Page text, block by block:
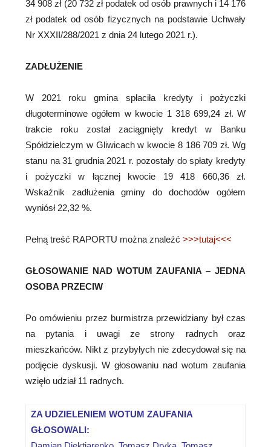
34 908 zł (20 732 zł podatek od osób prawnych i 14 176
zł podatek od osób fizycznych na podstawie Uchwały
Nr XXXII/288/2021 z dnia 24 lutego 2021 r.).
ZADŁUŻENIE
W 2021 roku gmina spłaciła kredyty i pożyczki
długoterminowe ogółem w kwocie 1 318 699,24 zł. W
trakcie roku został zaciągnięty kredyt w Banku
Spółdzielczym w Gliwicach w kwocie 8 186 709 zł. Wg
stanu na 31 grudnia 2021 r. pozostały do spłaty kredyty
i pożyczki w łącznej kwocie 19 418 660,36 zł.
Wskaźnik zadłużenia gminy do dochodów ogółem
wyniósł 22,32 %.
Pełną treść RAPORTU można znaleźć >>>tutaj<<<
GŁOSOWANIE NAD WOTUM ZAUFANIA – JEDNA
OSOBA PRZECIW
Po omówieniu przez burmistrza przewidziany był czas
na pytania i uwagi ze strony radnych oraz
mieszkańców. Nikt z przybyłych nie zdecydował się na
podjęcie dyskusji. W głosowaniu nad wotum zaufania
wzięło udział 11 radnych.
ZA UDZIELENIEM WOTUM ZAUFANIA
GŁOSOWALI: